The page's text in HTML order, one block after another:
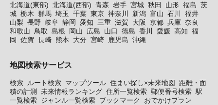
北海道(東部) 北海道(西部) 青森 岩手 宮城 秋田 山形 福島 茨
城 栃木 群馬 埼玉 千葉 東京 神奈川 新潟 富山 石川
福井
山梨 長野 岐阜 静岡 愛知 三重 滋賀 大阪 京都 兵庫 奈良
和歌山
鳥取 島根 岡山 広島 山口 徳島 香川 愛媛 高知 福
岡 佐賀 長崎 熊本 大分 宮崎 鹿児島 沖縄
地図検索サービス
検索 ルート検索 マップツール 住まい探し×未来地図
距離・面
積の計測
未来情報ランキング 住所一覧検索 郵便番号検索 駅
一覧検索 ジャンル一覧検索 ブックマーク おでかけプラン